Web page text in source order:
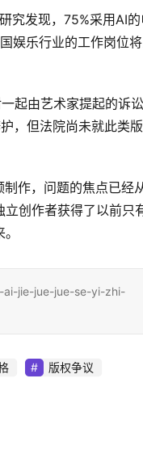
究发现，75%采用AI
娱乐行业的工作岗位
起由艺术家提起的诉
，但法院尚未就此类
作，问题的焦点已经
创作者获得了以前只
ai-jie-jue-jue-se-yi-zhi-
版权争议